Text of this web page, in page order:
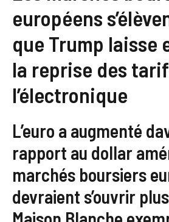
européens
que Trump laisse
la reprise des
l’électronique
L’euro a augmenté
rapport au dollar
marchés boursiers
devraient s’ouvrir